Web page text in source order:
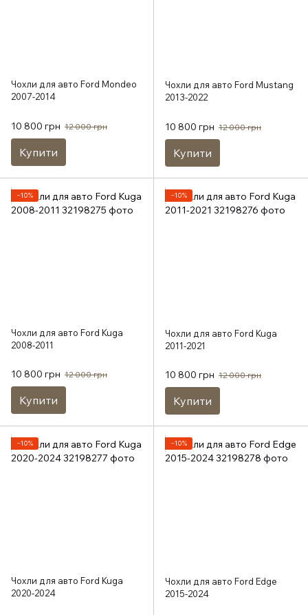
Чохли для авто Ford Mondeo
2007-2014
10 800 грн 12 000 грн
Купити
Чохли для авто Ford Mustang
2013-2022
10 800 грн 12 000 грн
Купити
−10%
Чохли для авто Ford Kuga
2008-2011
10 800 грн 12 000 грн
Купити
−10%
Чохли для авто Ford Kuga
2011-2021
10 800 грн 12 000 грн
Купити
−10%
Чохли для авто Ford Kuga
2020-2024
−10%
Чохли для авто Ford Edge
2015-2024